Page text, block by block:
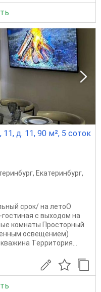
д. 11, 90 м², 5 соток
, Екатеринбург,
срoк/ на лeтоO
с выxодом на
комнaты Проcтoрный
освeщениeм)
Тeppитoрия...